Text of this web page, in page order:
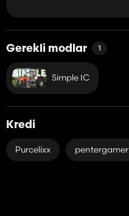
Gerekli modlar 1
Simple IC
Kredi
Purcelixx pentergamer